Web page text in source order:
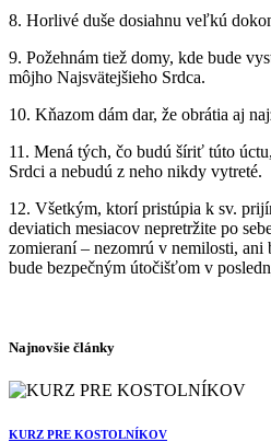
8. Horlivé duše dosiahnu veľkú
9. Požehnám tiež domy, kde bude
môjho Najsvätejšieho Srdca.
10. Kňazom dám dar, že obrátia aj
11. Mená tých, čo budú šíriť túto
Srdci a nebudú z neho nikdy vytreté.
12. Všetkým, ktorí pristúpia k sv.
deviatich mesiacov nepretržite po
zomieraní – nezomrú v nemilosti, ani
bude bezpečným útočišťom v
Najnovšie články
KURZ PRE KOSTOLNÍKOV